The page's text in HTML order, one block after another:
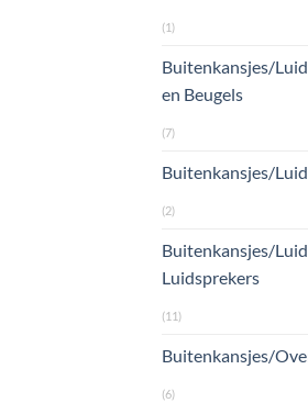
(1)
Buitenkansjes/
en Beugels
(7)
Buitenkansjes/
(2)
Buitenkansjes/
Luidsprekers
(11)
Buitenkansjes/
(6)